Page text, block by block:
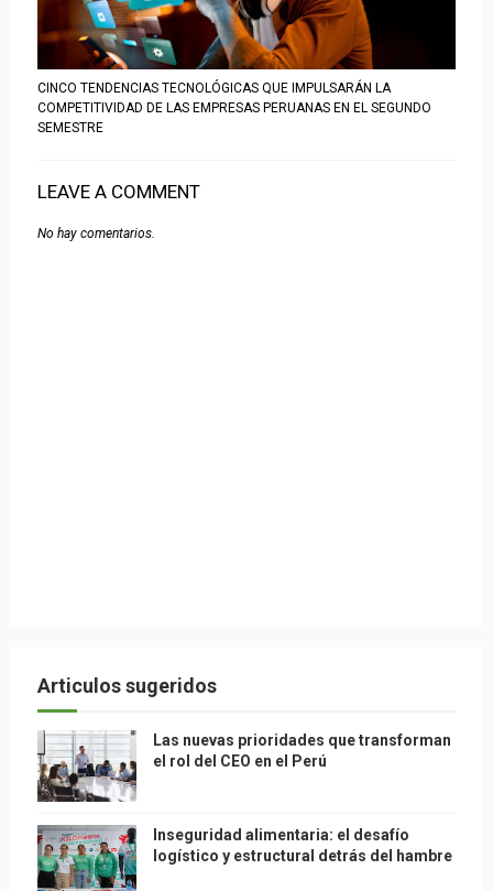
CINCO TENDENCIAS TECNOLÓGICAS QUE IMPULSARÁN LA
COMPETITIVIDAD DE LAS EMPRESAS PERUANAS EN EL SEGUNDO
SEMESTRE
LEAVE A COMMENT
No hay comentarios.
Articulos sugeridos
Las nuevas prioridades que transforman
el rol del CEO en el Perú
Inseguridad alimentaria: el desafío
logístico y estructural detrás del hambre